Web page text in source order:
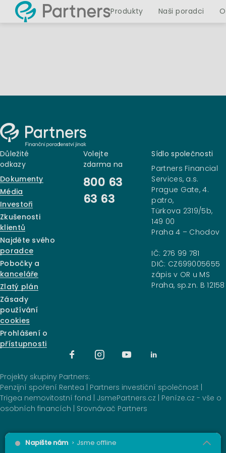
Produkty Naši poradci
Důležité
odkazy
Dokumenty
Média
Investoři
Zkušenosti
klientů
Najděte svého
poradce
Pobočky a
kanceláře
Zlatý plán
Zásady
používání
cookies
Prohlášení o
přístupnosti
Volejte
zdarma na
800 63
63 63
Sídlo společnosti
Partners Financial
Services, a.s.
Prague Gate, 4.
patro,
Türkova 2319/5b,
149 00
Praha 4 – Chodov
IČ: 276 99 781
DIČ: CZ699005655
zápis v OR u MS
Praha, sp.zn. B 12158
Projekty skupiny Partners:
Penzijní spoření Rentea
Partners investiční společnost
Trigea nemovitostní fond
JsmePartners.cz
Peníze.cz - vše o
osobních financích
Srovnávač Partners
2025 © Partners Financial Services, a.s.
Napište nám Jsme offline